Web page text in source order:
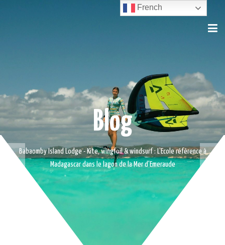
Blog
Babaomby Island Lodge - Kite, wingfoil & windsurf : L’Ecole référence à
Madagascar dans le lagon de la Mer d'Emeraude
French